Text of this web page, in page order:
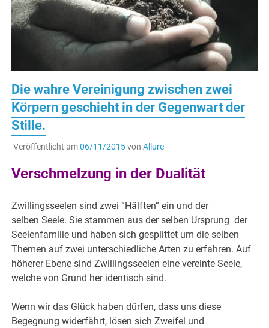
Die wahre Vereinigung zwischen zwei
Körpern geschieht in der Gegenwart der
Stille.
Veröffentlicht am06/11/2015von Allure
Verschmelzung in der Dualität
Zwillingsseelen sind zwei “Hälften” ein und der
selben Seele. Sie stammen aus der selben Ursprung der
Seelenfamilie und haben sich gesplittet um die selben
Themen auf zwei unterschiedliche Arten zu erfahren. Auf
höherer Ebene sind Zwillingsseelen eine vereinte Seele,
welche von Grund her identisch sind.
Wenn wir das Glück haben dürfen, dass uns diese
Begegnung widerfährt, lösen sich Zweifel und